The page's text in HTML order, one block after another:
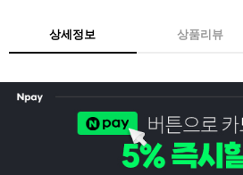
상세정보 상품리뷰